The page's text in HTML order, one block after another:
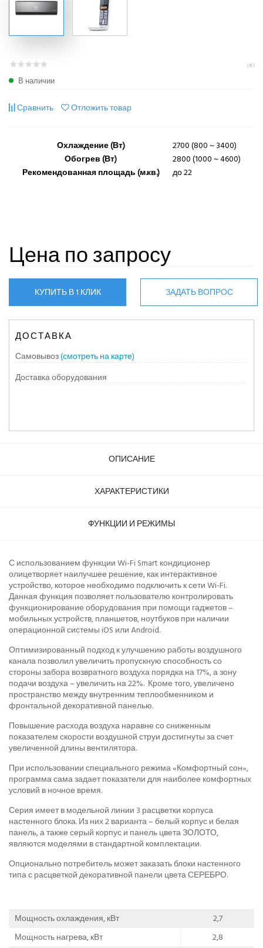
( 0 )
В наличии
Сравнить Отложить товар
Охлаждение (Вт)
2700 (800 ~ 3400)
Обогрев (Вт)
2800 (1000 ~ 4600)
Рекомендованная площадь (м.кв.)
до 22
Цена по запросу
КУПИТЬ В 1 КЛИК ЗАДАТЬ ВОПРОС
ДОСТАВКА
Самовывоз(смотреть на карте)
Доставка оборудования
ОПИСАНИЕ
ХАРАКТЕРИСТИКИ
ФУНКЦИИ И РЕЖИМЫ
С использованием функции Wi-Fi Smart кондиционер
олицетворяет наилучшее решение, как интерактивное
устройство, которое необходимо подключить к сети Wi-Fi.
Данная функция позволяет пользователю контролировать
функционирование оборудования при помощи гаджетов –
мобильных устройств, планшетов, ноутбуков при наличии
операционной системы iOS или Android.
Оптимизированный подход к улучшению работы воздушного
канала позволил увеличить пропускную способность со
стороны забора возвратного воздуха порядка на 17%, а зону
подачи воздуха – увеличить на 22%. Кроме того, увеличено
пространство между внутренним теплообменником и
фронтальной декоративной панелью.
Повышение расхода воздуха наравне со сниженным
показателем скорости воздушной струи достигнуты за счет
увеличенной длины вентилятора.
При использовании специального режима «Комфортный сон»,
программа сама задает показатели для наиболее комфортных
условий в ночное время.
Серия имеет в модельной линии 3 расцветки корпуса
настенного блока. Из них 2 варианта – белый корпус и белая
панель, а также серый корпус и панель цвета ЗОЛОТО,
являются моделями в стандартной комплектации.
Опционально потребитель может заказать блоки настенного
типа с расцветкой декоративной панели цвета СЕРЕБРО.
Мощность охлаждения, кВт
2,7
Мощность нагрева, кВт
2,8